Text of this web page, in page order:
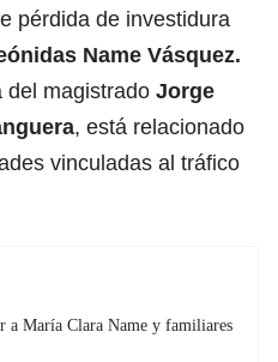
pérdida de investidura
Name Vásquez.
del magistrado Jorge
, está relacionado
vinculadas al tráfico
a María Clara Name y familiares